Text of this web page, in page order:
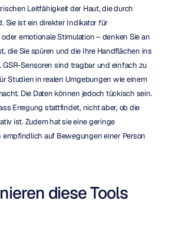
Leitfähigkeit der Haut, die durch
Sie ist ein direkter Indikator für
emotionale Stimulation – denken Sie an
die Sie spüren und die Ihre Handflächen ins
Sensoren sind tragbar und einfach zu
Studien in realen Umgebungen wie einem
Die Daten können jedoch tückisch sein.
Erregung stattfindet, nicht aber, ob die
ist. Zudem hat sie eine geringe
auf Bewegungen einer Person
diese Tools